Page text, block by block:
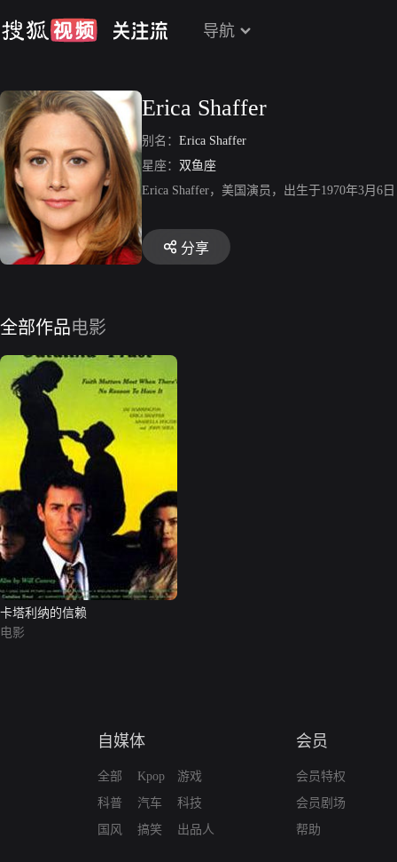
导航
Erica Shaffer
别名： Erica Shaffer
星座： 双鱼座
Erica Shaffer，美国演员，出生于1970年3月6
分享
全部作品电影
卡塔利纳的信赖
电影
自媒体
全部
科普
国风
Kpop
汽车
搞笑
游戏
科技
出品人
会员
会员特权
会员剧场
帮助